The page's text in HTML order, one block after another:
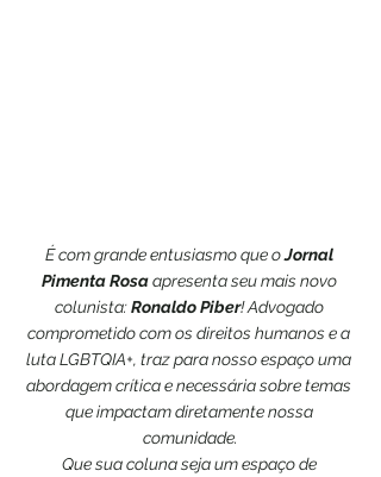
É com grande entusiasmo que o Jornal
Pimenta Rosa apresenta seu mais novo
colunista: Ronaldo Piber! Advogado
comprometido com os direitos humanos e a
luta LGBTQIA+, traz para nosso espaço uma
abordagem crítica e necessária sobre temas
que impactam diretamente nossa
comunidade.
Que sua coluna seja um espaço de